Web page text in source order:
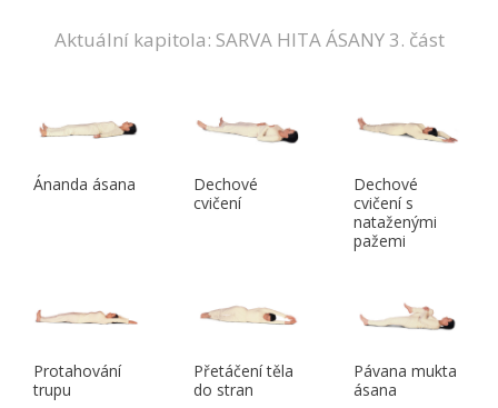
Aktuální kapitola: SARVA HITA ÁSANY 3. část
Ánanda ásana
Dechové
cvičení
Dechové
cvičení s
nataženými
pažemi
Protahování
trupu
Přetáčení těla
do stran
Pávana mukta
ásana